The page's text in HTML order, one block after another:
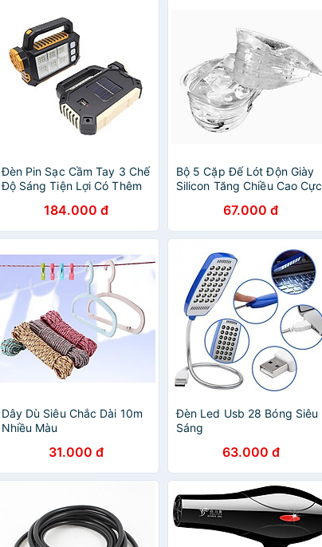
Đèn Pin Sạc Cầm Tay 3 Chế
Độ Sáng Tiện Lợi Có Thêm
Lượng Mặt Trời
184.000 đ
Bộ 5 Cặp Đế Lót Độn Giày
Silicon Tăng Chiều Cao Cực
67.000 đ
Dây Dù Siêu Chắc Dài 10m
Nhiều Màu
31.000 đ
Đèn Led Usb 28 Bóng Siêu
Sáng
63.000 đ